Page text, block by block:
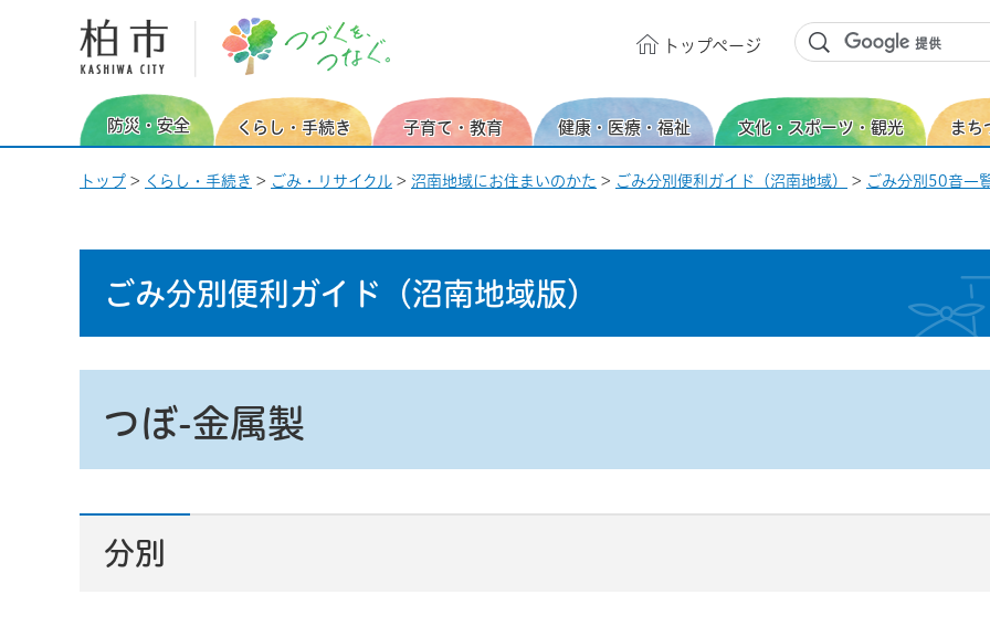
柏市 つづくを、つなぐ。
トップページ
防災・安全 くらし・手続き 子育て・教育 健康・医療・福祉 文化・スポーツ・観光 まち
トップ > くらし・手続き > ごみ・リサイクル > 沼南地域にお住まいのかた > ごみ分別便利ガイド（沼南地域） > ごみ分別50音一
ごみ分別便利ガイド （沼南地域版）
つぼ-金属製
分別